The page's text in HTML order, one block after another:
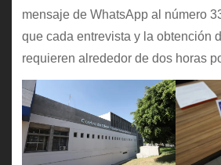
mensaje de WhatsApp al número
que cada entrevista y la obtención
requieren alrededor de dos horas